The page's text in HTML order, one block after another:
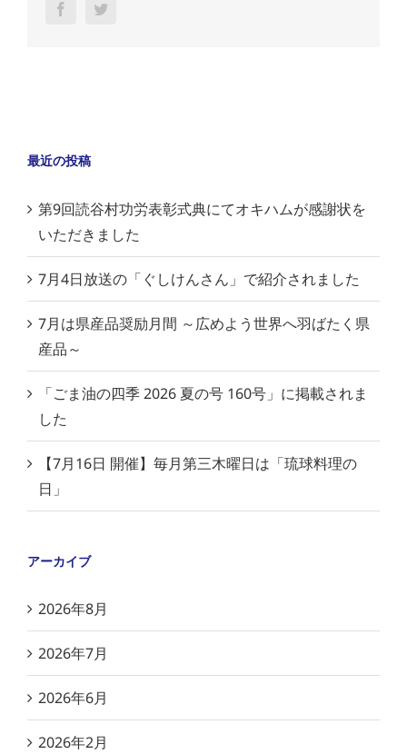
Facebook
最近の投稿
第9回読谷村功労表彰式典にてオキハムが感謝状を
いただきました
7月4日放送の「ぐしけんさん」で紹介されました
7月は県産品奨励月間 ～広めよう世界へ羽ばたく県
産品～
「ごま油の四季 2026 夏の号 160号」に掲載されま
した
【7月16日 開催】毎月第三木曜日は「琉球料理の
日」
アーカイブ
2026年8月
2026年7月
2026年6月
2026年2月